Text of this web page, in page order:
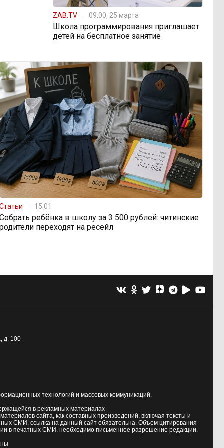
ZAB.TV 09:00, 25 марта
Школа программирования приглашает
детей на бесплатное занятие
Статьи 15:01
Собрать ребёнка в школу за 3 500 рублей: читинские
родители переходят на ресейл
д. 100
технологий и массовых коммуникаций.
в рекламных материалах
сайта, как составных произведений, включая тексты и
СМИ, ссылка на данный сайт обязательна. Объем цитирования
в печатных СМИ, необходимо письменное разрешение редакции.